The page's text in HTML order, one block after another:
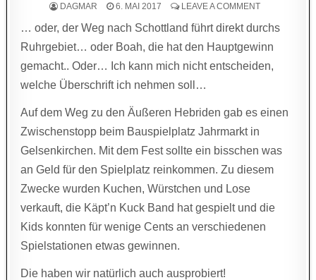
DAGMAR 6. MAI 2017 LEAVE A COMMENT
… oder, der Weg nach Schottland führt direkt durchs
Ruhrgebiet… oder Boah, die hat den Hauptgewinn
gemacht.. Oder… Ich kann mich nicht entscheiden,
welche Überschrift ich nehmen soll…
Auf dem Weg zu den Äußeren Hebriden gab es einen
Zwischenstopp beim Bauspielplatz Jahrmarkt in
Gelsenkirchen. Mit dem Fest sollte ein bisschen was
an Geld für den Spielplatz reinkommen. Zu diesem
Zwecke wurden Kuchen, Würstchen und Lose
verkauft, die Käpt’n Kuck Band hat gespielt und die
Kids konnten für wenige Cents an verschiedenen
Spielstationen etwas gewinnen.
Die haben wir natürlich auch ausprobiert!